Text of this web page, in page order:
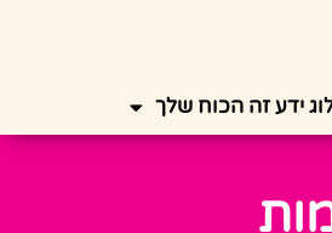
ידע זה הכוח שלך